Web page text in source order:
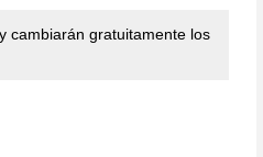
cambiarán gratuitamente los